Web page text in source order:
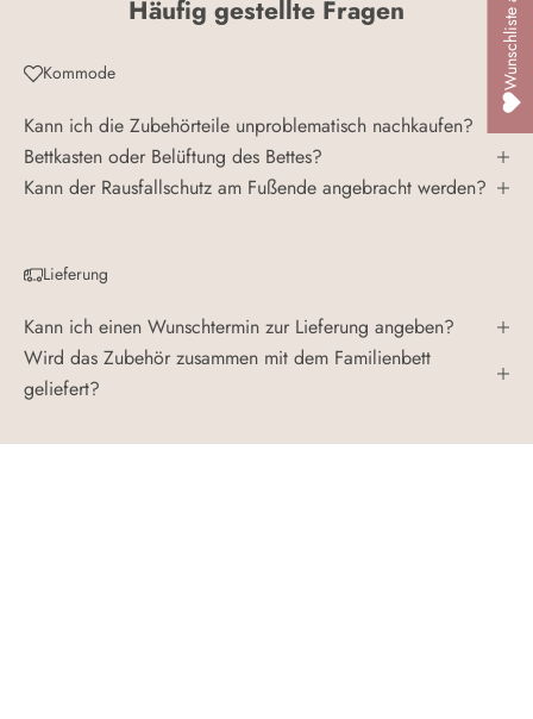
Häufig gestellte Fragen
Kommode
Kann ich die Zubehörteile unproblematisch nachkaufen?
Bettkasten oder Belüftung des Bettes?
Kann der Rausfallschutz am Fußende angebracht werden?
Lieferung
Kann ich einen Wunschtermin zur Lieferung angeben?
Wird das Zubehör zusammen mit dem Familienbett
geliefert?